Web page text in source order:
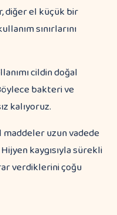
cildin doğal
bakteri ve
kalıyoruz.
uzun vadede
kaygısıyla sürekli
verdiklerini çoğu